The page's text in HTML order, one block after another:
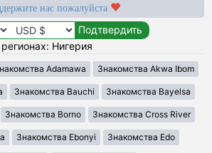
нас пожалуйста
Нигерия
Adamawa Знакомства Akwa Ibom
Знакомства Bauchi Знакомства Bayelsa
Знакомства Borno Знакомства Cross River
Знакомства Ebonyi Знакомства Edo